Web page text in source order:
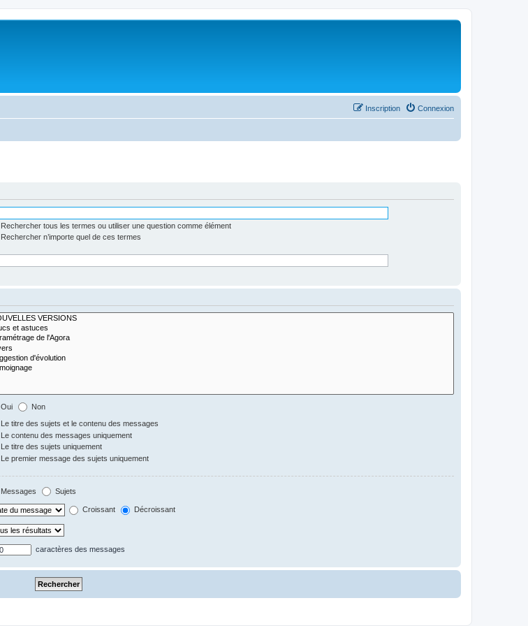
Connexion
Inscription
Rechercher tous les termes ou utiliser une question comme élément
Rechercher n’importe quel de ces termes
Oui Non
Le titre des sujets et le contenu des messages
Le contenu des messages uniquement
Le titre des sujets uniquement
Le premier message des sujets uniquement
Messages Sujets
Croissant Décroissant
caractères des messages